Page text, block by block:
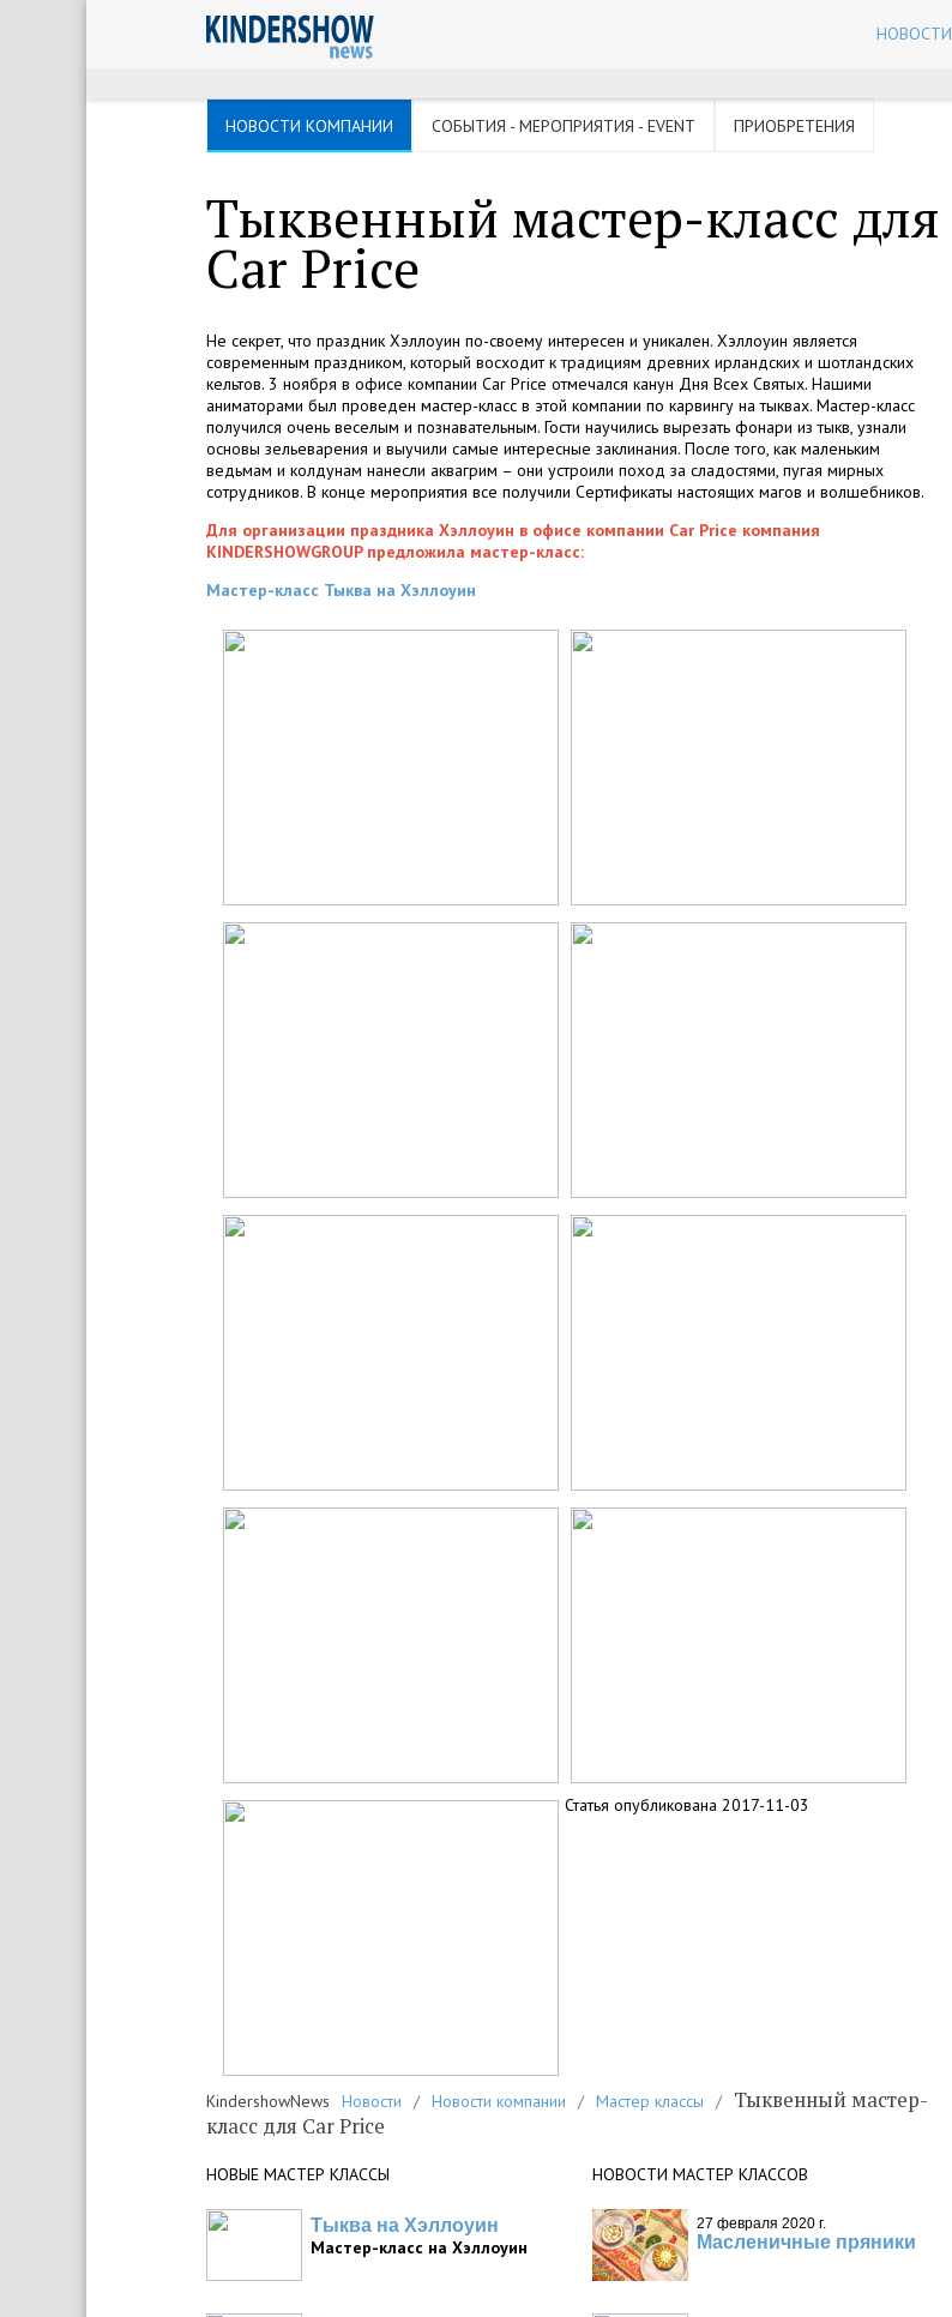
НОВОСТИ
НОВОСТИ КОМПАНИИ СОБЫТИЯ - МЕРОПРИЯТИЯ - EVENT ПРИОБРЕТЕНИЯ
Тыквенный мастер-класс для
Car Price
Не секрет, что праздник Хэллоуин по-своему интересен и уникален. Хэллоуин является
современным праздником, который восходит к традициям древних ирландских и шотландских
кельтов. 3 ноября в офисе компании Car Price отмечался канун Дня Всех Святых. Нашими
аниматорами был проведен мастер-класс в этой компании по карвингу на тыквах. Мастер-класс
получился очень веселым и познавательным. Гости научились вырезать фонари из тыкв, узнали
основы зельеварения и выучили самые интересные заклинания. После того, как маленьким
ведьмам и колдунам нанесли аквагрим – они устроили поход за сладостями, пугая мирных
сотрудников. В конце мероприятия все получили Сертификаты настоящих магов и волшебников.
Для организации праздника Хэллоуин в офисе компании Car Price компания
KINDERSHOWGROUP предложила мастер-класс:
Мастер-класс Тыква на Хэллоуин
Статья опубликована 2017-11-03
KindershowNews Новости / Новости компании / Мастер классы /
Тыквенный мастер-
класс для Car Price
НОВЫЕ МАСТЕР КЛАССЫ
Тыква на Хэллоуин
Мастер-класс на Хэллоуин
НОВОСТИ МАСТЕР КЛАССОВ
27 февраля 2020 г.
Масленичные пряники